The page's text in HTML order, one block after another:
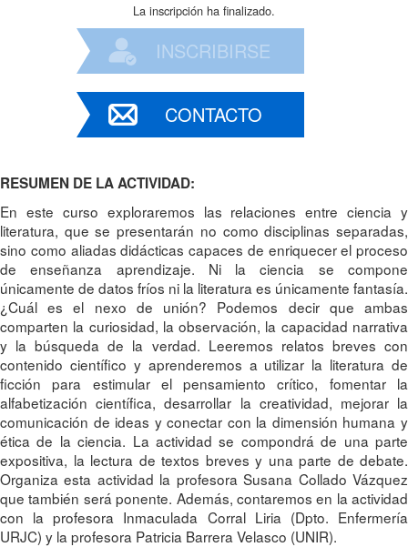
La inscripción ha finalizado.
INSCRIBIRSE
CONTACTO
RESUMEN DE LA ACTIVIDAD:
En este curso exploraremos las relaciones entre ciencia y
literatura, que se presentarán no como disciplinas separadas,
sino como aliadas didácticas capaces de enriquecer el proceso
de enseñanza aprendizaje. Ni la ciencia se compone
únicamente de datos fríos ni la literatura es únicamente fantasía.
¿Cuál es el nexo de unión? Podemos decir que ambas
comparten la curiosidad, la observación, la capacidad narrativa
y la búsqueda de la verdad. Leeremos relatos breves con
contenido científico y aprenderemos a utilizar la literatura de
ficción para estimular el pensamiento crítico, fomentar la
alfabetización científica, desarrollar la creatividad, mejorar la
comunicación de ideas y conectar con la dimensión humana y
ética de la ciencia. La actividad se compondrá de una parte
expositiva, la lectura de textos breves y una parte de debate.
Organiza esta actividad la profesora Susana Collado Vázquez
que también será ponente. Además, contaremos en la actividad
con la profesora Inmaculada Corral Liria (Dpto. Enfermería
URJC) y la profesora Patricia Barrera Velasco (UNIR).